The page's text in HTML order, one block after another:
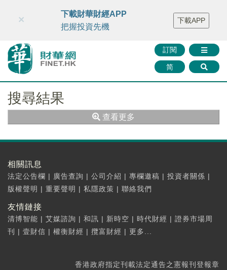
財華智庫網 FINTV FINMETA 財華證券 媒體矩陣
智庫沙龍
聯絡我們
訂閱
简
×
下載財華財經APP
把握投資先機
下載APP
搜尋結果
查看更多
相關訊息
法定公告欄 | 廣告查詢 | 公司介紹 | 專欄邀稿 | 投資者關係 |
版權聲明 | 重要聲明 | 私隱政策 | 聯絡我們
友情鏈接
清博智能 | 艾媒諮詢 | 和訊 | 新時空 | 時代財經 | 證券市場周
刊
| 壹財信 | 權衡財經 | 攬富財經 | 更多...
香港政府指定刊載法定通告之憲報刊登報章